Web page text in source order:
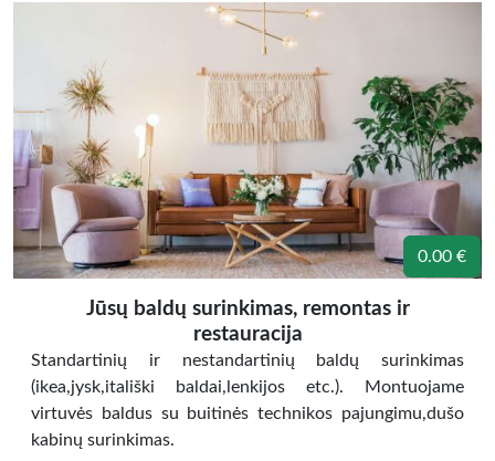
0.00 €
Jūsų baldų surinkimas, remontas ir
restauracija
Standartinių ir nestandartinių baldų surinkimas
(ikea,jysk,itališki baldai,lenkijos etc.). Montuojame
virtuvės baldus su buitinės technikos pajungimu,dušo
kabinų surinkimas.